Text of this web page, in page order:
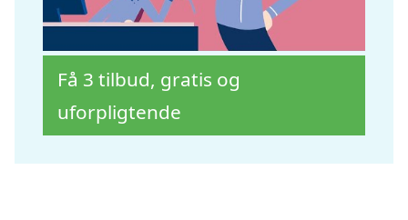
Få 3 tilbud, gratis og
uforpligtende